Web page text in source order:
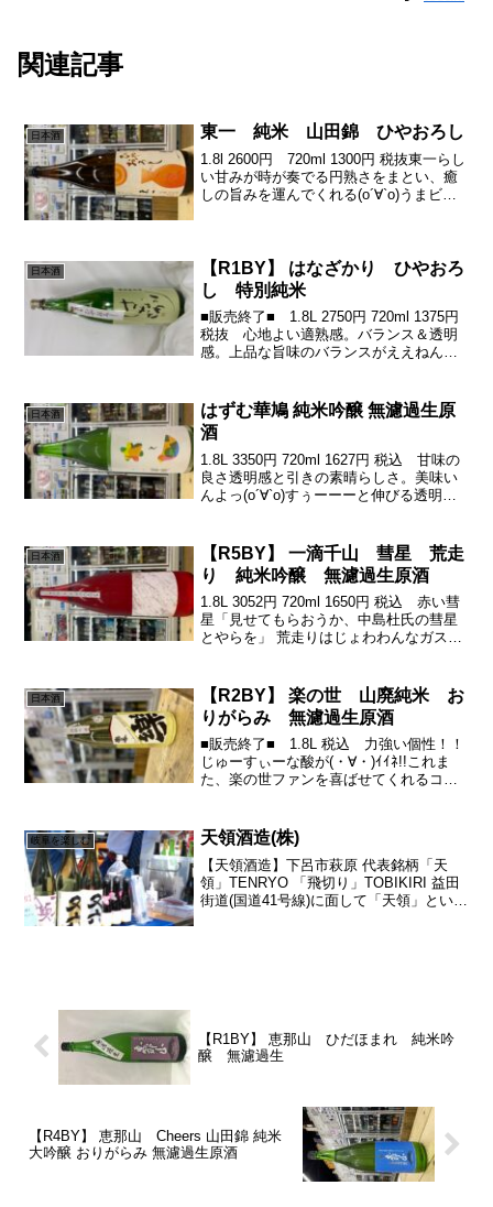
関連記事
日本酒 東一 純米 山田錦 ひやおろし
1.8l 2600円 720ml 1300円 税抜東一らし
い甘みが時が奏でる円熟さをまとい、癒
しの旨みを運んでくれる(о´∀`о)うまビタ
日本酒
【R1BY】 はなざかり ひやおろ
し 特別純米
■販売終了■ 1.8L 2750円 720ml 1375円
税抜 心地よい適熟感。バランス＆透明
感。上品な旨味のバランスがええねん
らのしっとりきゅーーっと蜜な...
日本酒
はずむ華鳩 純米吟醸 無濾過生原
酒
1.8L 3350円 720ml 1627円 税込 甘味の
良さ透明感と引きの素晴らしさ。美味い
んよっ(о´∀`о)すぅーーーと伸びる透明感
に美味いよー広島の酒米「こいお...
日本酒
【R5BY】 一滴千山 彗星 荒走
り 純米吟醸 無濾過生原酒
1.8L 3052円 720ml 1650円 税込 赤い彗
星「見せてもらおうか、中島杜氏の彗星
とやらを」 荒走りはじょわわんなガス感
ドライ感できっちり締めるっ♪(´ε｀...
日本酒
【R2BY】 楽の世 山廃純米 お
りがらみ 無濾過生原酒
■販売終了■ 1.8L 税込 力強い個性！！
じゅーすぃーな酸が(・∀・)ｲｲﾈ!!これま
た、楽の世ファンを喜ばせてくれるコア
「剣菱」とのちょうど契約が切れた際...
岐阜を楽しむ 天領酒造(株)
【天領酒造】下呂市萩原 代表銘柄「天
領」TENRYO 「飛切り」TOBIKIRI 益田
街道(国道41号線)に面して「天領」という
【R1BY】 恵那山 ひだほまれ 純米吟
醸 無濾過生
【R4BY】 恵那山 Cheers 山田錦 純米
大吟醸 おりがらみ 無濾過生原酒